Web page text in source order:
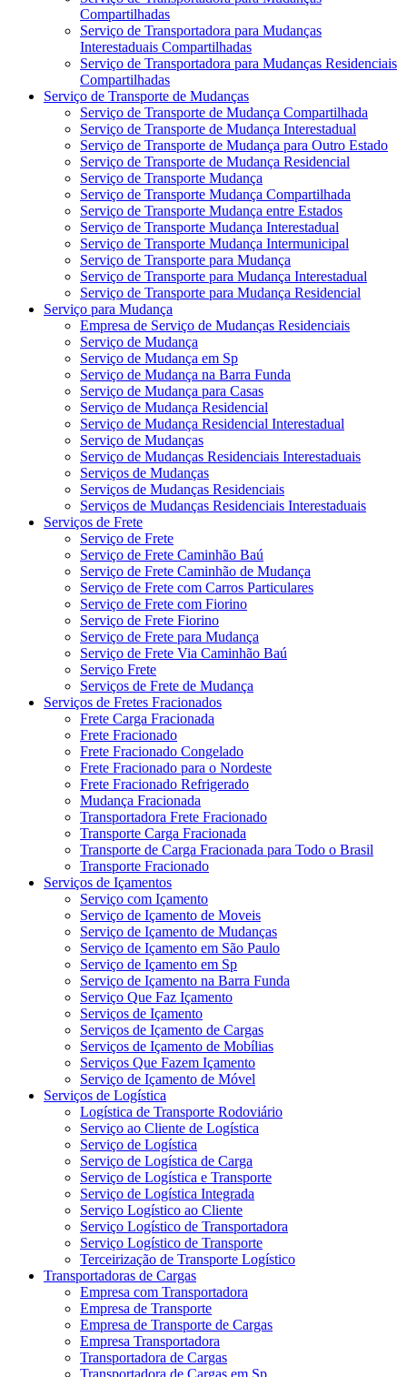
Compartilhadas
Serviço de Transportadora para Mudanças
Interestaduais Compartilhadas
Serviço de Transportadora para Mudanças Residenciais
Compartilhadas
Serviço de Transporte de Mudanças
Serviço de Transporte de Mudança Compartilhada
Serviço de Transporte de Mudança Interestadual
Serviço de Transporte de Mudança para Outro Estado
Serviço de Transporte de Mudança Residencial
Serviço de Transporte Mudança
Serviço de Transporte Mudança Compartilhada
Serviço de Transporte Mudança entre Estados
Serviço de Transporte Mudança Interestadual
Serviço de Transporte Mudança Intermunicipal
Serviço de Transporte para Mudança
Serviço de Transporte para Mudança Interestadual
Serviço de Transporte para Mudança Residencial
Serviço para Mudança
Empresa de Serviço de Mudanças Residenciais
Serviço de Mudança
Serviço de Mudança em Sp
Serviço de Mudança na Barra Funda
Serviço de Mudança para Casas
Serviço de Mudança Residencial
Serviço de Mudança Residencial Interestadual
Serviço de Mudanças
Serviço de Mudanças Residenciais Interestaduais
Serviços de Mudanças
Serviços de Mudanças Residenciais
Serviços de Mudanças Residenciais Interestaduais
Serviços de Frete
Serviço de Frete
Serviço de Frete Caminhão Baú
Serviço de Frete Caminhão de Mudança
Serviço de Frete com Carros Particulares
Serviço de Frete com Fiorino
Serviço de Frete Fiorino
Serviço de Frete para Mudança
Serviço de Frete Via Caminhão Baú
Serviço Frete
Serviços de Frete de Mudança
Serviços de Fretes Fracionados
Frete Carga Fracionada
Frete Fracionado
Frete Fracionado Congelado
Frete Fracionado para o Nordeste
Frete Fracionado Refrigerado
Mudança Fracionada
Transportadora Frete Fracionado
Transporte Carga Fracionada
Transporte de Carga Fracionada para Todo o Brasil
Transporte Fracionado
Serviços de Içamentos
Serviço com Içamento
Serviço de Içamento de Moveis
Serviço de Içamento de Mudanças
Serviço de Içamento em São Paulo
Serviço de Içamento em Sp
Serviço de Içamento na Barra Funda
Serviço Que Faz Içamento
Serviços de Içamento
Serviços de Içamento de Cargas
Serviços de Içamento de Mobílias
Serviços Que Fazem Içamento
Serviço de Içamento de Móvel
Serviços de Logística
Logística de Transporte Rodoviário
Serviço ao Cliente de Logística
Serviço de Logística
Serviço de Logística de Carga
Serviço de Logística e Transporte
Serviço de Logística Integrada
Serviço Logístico ao Cliente
Serviço Logístico de Transportadora
Serviço Logístico de Transporte
Terceirização de Transporte Logístico
Transportadoras de Cargas
Empresa com Transportadora
Empresa de Transporte
Empresa de Transporte de Cargas
Empresa Transportadora
Transportadora de Cargas
Transportadora de Cargas em Sp